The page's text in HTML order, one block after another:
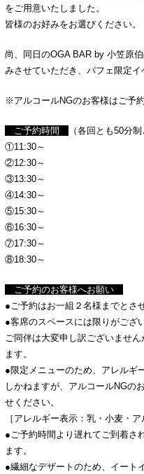
をご用意いたしました。
皆様のお好みをお選びください。
尚、同日のOGA BAR by 小笠原
みさせていただき、パフェ限定イ
※アルコールNGのお客様はご予
ご予約時間
（各回とも50分制
①11:30～
②12:30～
③13:30～
④14:30～
⑤15:30～
⑥16:30～
⑦17:30～
⑧18:30～
ご予約のお客様へお願い
●ご予約はお一組２名様までとさ
●客席のスペースには限りがござ
ご同伴は大変申し訳ございませ
ます。
●限定メニューのため、アレルギ
しかねますが、アルコールNGの
せください。
［アレルギー表示：乳・小麦・ア
●ご予約時間より遅れてご到着さ
ます。
●繊細なデザートのため、イート